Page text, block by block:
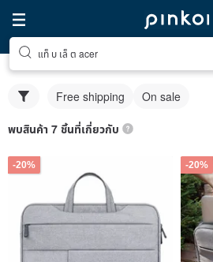
แท็ บ เล็ ต acer
Free shipping On sale
พบสินค้า 7 ชิ้นที่เกี่ยวกับ
-20% -20%